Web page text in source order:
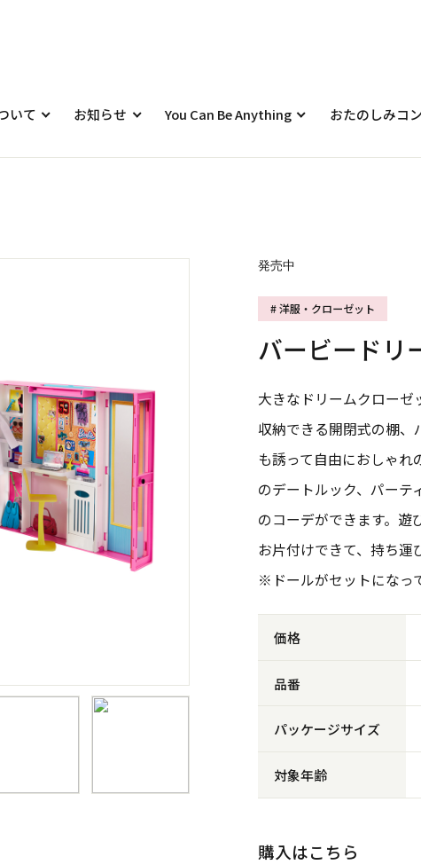
いて お知らせ You Can Be Anything おたのしみコ
発売中
# 洋服・クローゼット
バービードリ
大きなドリームクロー
収納できる開閉式の棚、
も誘って自由におしゃ
のデートルック、パーテ
のコーデができます。遊
お片付けできて、持ち運
※ドールがセットになっ
価格
品番
パッケージサイズ
対象年齢
購入はこちら